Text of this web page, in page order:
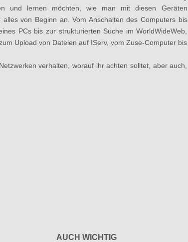
und lernen möchten, wie man mit diesen Geräten
von Beginn an. Vom Anschalten des Computers bis
PCs bis zur strukturierten Suche im WorldWideWeb,
Upload von Dateien auf IServ, vom Zuse-Computer bis
verhalten, worauf ihr achten solltet, aber auch,
AUCH WICHTIG